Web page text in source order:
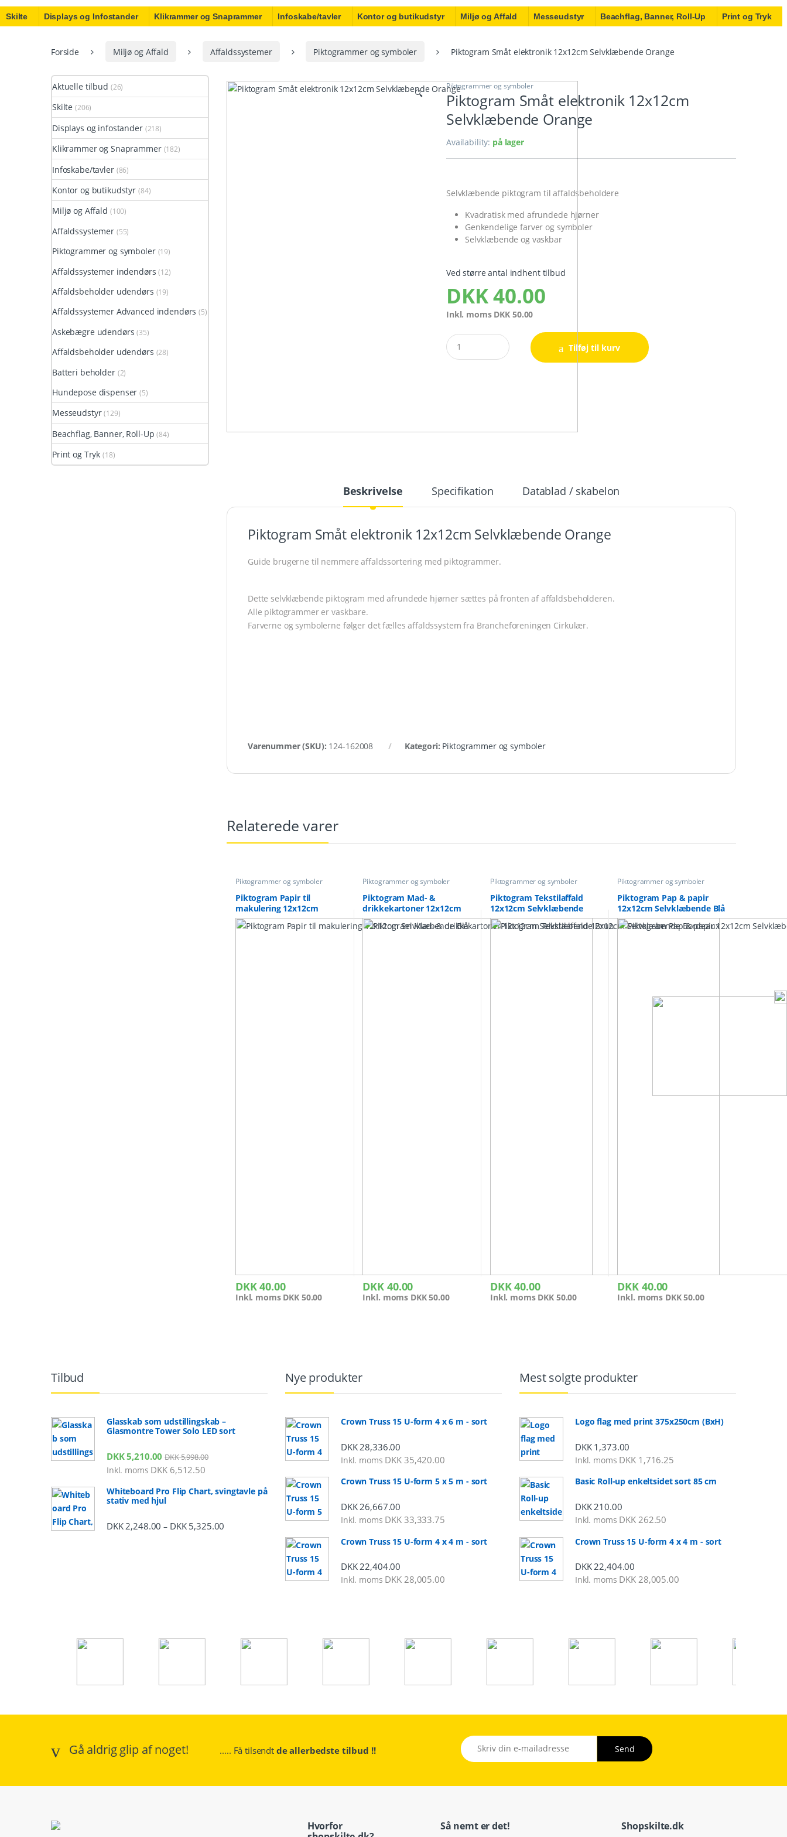
Skilte Displays og Infostander Klikrammer og Snaprammer Infoskabe/tavler Kontor og butikudstyr Miljø og Affald Messeudstyr Beachflag, Banner, Roll-Up Print og Tryk
Forside Miljø og Affald Affaldssystemer Piktogrammer og symboler Piktogram Småt elektronik 12x12cm Selvklæbende Orange
🔍
Piktogrammer og symboler
Piktogram Småt elektronik 12x12cm
Selvklæbende Orange
Availability: på lager
Selvklæbende piktogram til affaldsbeholdere
Kvadratisk med afrundede hjørner
Genkendelige farver og symboler
Selvklæbende og vaskbar
Ved større antal indhent tilbud
DKK40.00
Inkl. moms DKK 50.00
Quantity
Tilføj til kurv
Beskrivelse Specifikation Datablad / skabelon
Piktogram Småt elektronik 12x12cm Selvklæbende Orange
Piktogram Småt elektronik 12x12cm Selvklæbende Orange
Guide brugerne til nemmere affaldssortering med piktogrammer.
Dette selvklæbende piktogram med afrundede hjørner sættes på fronten af affaldsbeholderen.
Alle piktogrammer er vaskbare.
Farverne og symbolerne følger det fælles affaldssystem fra Brancheforeningen Cirkulær.
Varenummer (SKU): 124-162008 Kategori: Piktogrammer og symboler
Relaterede varer
Piktogrammer og symboler
Piktogram Papir til
makulering 12x12cm
Selvklæbende Blå
DKK40.00
Inkl. moms DKK 50.00
Piktogrammer og symboler
Piktogram Mad- &
drikkekartoner 12x12cm
Selvklæbende Brun
DKK 40.00
Inkl. moms DKK50.00
Piktogrammer og symboler
Piktogram Tekstilaffald
12x12cm Selvklæbende
Bordeaux
DKK40.00
Inkl. moms DKK 50.00
Piktogrammer og symboler
Piktogram Pap & papir
12x12cm Selvklæbende Blå
DKK 40.00
Inkl. moms DKK50.00
Aktuelle tilbud (26)
Skilte (206)
Displays og infostander (218)
Klikrammer og Snaprammer (182)
Infoskabe/tavler (86)
Kontor og butikudstyr (84)
Miljø og Affald (100)
Affaldssystemer (55)
Piktogrammer og symboler (19)
Affaldssystemer indendørs (12)
Affaldsbeholder udendørs (19)
Affaldssystemer Advanced indendørs (5)
Askebægre udendørs (35)
Affaldsbeholder udendørs (28)
Batteri beholder (2)
Hundepose dispenser (5)
Messeudstyr (129)
Beachflag, Banner, Roll-Up (84)
Print og Tryk (18)
Tilbud
Glasskab som udstillingskab –
Glasmontre Tower Solo LED sort
DKK5,210.00 DKK5,998.00
Inkl. moms DKK 6,512.50
Whiteboard Pro Flip Chart, svingtavle på
stativ med hjul
DKK2,248.00 – DKK5,325.00 Prisinterval: DKK 2,248.00 til DKK 5,325.00
Nye produkter
Crown Truss 15 U-form 4 x 6 m - sort
DKK28,336.00
Inkl. moms DKK 35,420.00
Crown Truss 15 U-form 5 x 5 m - sort
DKK26,667.00
Inkl. moms DKK 33,333.75
Crown Truss 15 U-form 4 x 4 m - sort
DKK22,404.00
Inkl. moms DKK 28,005.00
Mest solgte produkter
Logo flag med print 375x250cm (BxH)
DKK1,373.00
Inkl. moms DKK 1,716.25
Basic Roll-up enkeltsidet sort 85 cm
DKK210.00
Inkl. moms DKK 262.50
Crown Truss 15 U-form 4 x 4 m - sort
DKK22,404.00
Inkl. moms DKK 28,005.00
Gå aldrig glip af noget! ..... Få tilsendt de allerbedste tilbud !!
Hvorfor
Så nemt er det! Shopskilte.dk